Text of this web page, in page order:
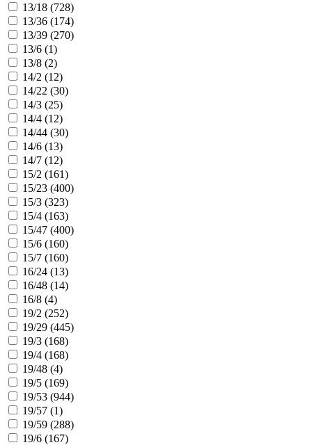
13/18 (728)
13/36 (174)
13/39 (270)
13/6 (1)
13/8 (2)
14/2 (12)
14/22 (30)
14/3 (25)
14/4 (12)
14/44 (30)
14/6 (13)
14/7 (12)
15/2 (161)
15/23 (400)
15/3 (323)
15/4 (163)
15/47 (400)
15/6 (160)
15/7 (160)
16/24 (13)
16/48 (14)
16/8 (4)
19/2 (252)
19/29 (445)
19/3 (168)
19/4 (168)
19/48 (4)
19/5 (169)
19/53 (944)
19/57 (1)
19/59 (288)
19/6 (167)